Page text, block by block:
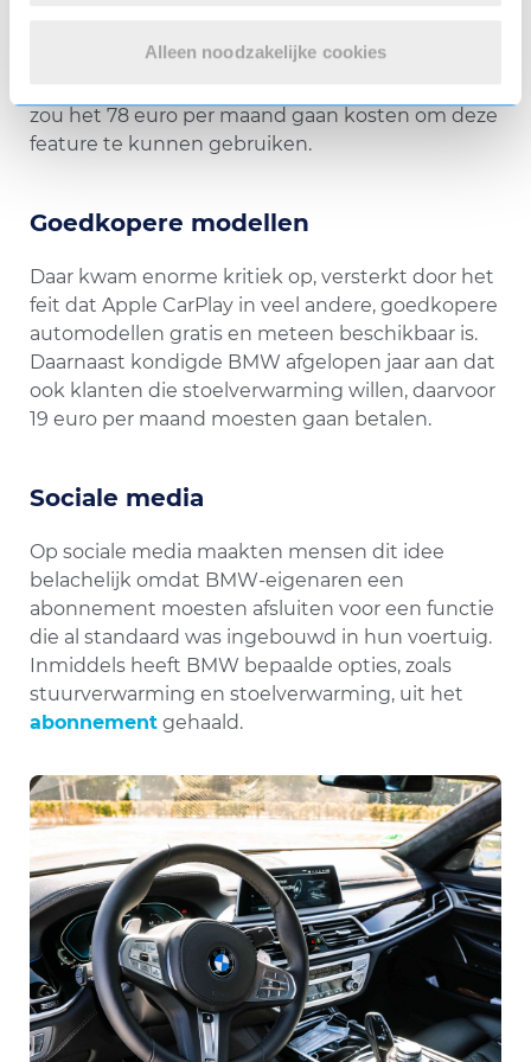
Alleen noodzakelijke cookies
klanten gebruik konden maken van Apple
zou het 78 euro per maand gaan kosten om deze
feature te kunnen gebruiken.
Goedkopere modellen
Daar kwam enorme kritiek op, versterkt door het
feit dat Apple CarPlay in veel andere, goedkopere
automodellen gratis en meteen beschikbaar is.
Daarnaast kondigde BMW afgelopen jaar aan dat
ook klanten die stoelverwarming willen, daarvoor
19 euro per maand moesten gaan betalen.
Sociale media
Op sociale media maakten mensen dit idee
belachelijk omdat BMW-eigenaren een
abonnement moesten afsluiten voor een functie
die al standaard was ingebouwd in hun voertuig.
Inmiddels heeft BMW bepaalde opties, zoals
stuurverwarming en stoelverwarming, uit het
abonnement gehaald.